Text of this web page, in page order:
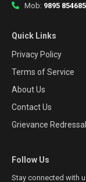
Mob: 9895 854685
Quick Links
Privacy Policy
Terms of Service
About Us
Contact Us
Grievance Redressal
Follow Us
Stay connected with